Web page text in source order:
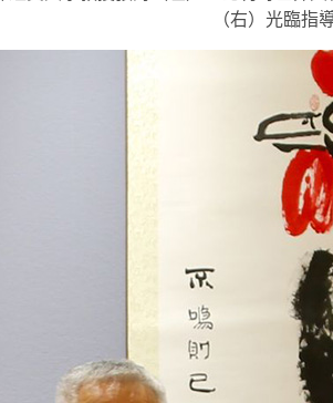
（右）光臨指